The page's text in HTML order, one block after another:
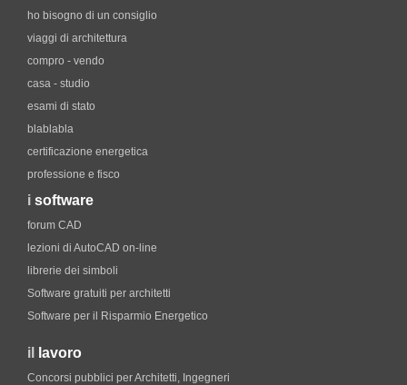
ho bisogno di un consiglio
viaggi di architettura
compro - vendo
casa - studio
esami di stato
blablabla
certificazione energetica
professione e fisco
i software
forum CAD
lezioni di AutoCAD on-line
librerie dei simboli
Software gratuiti per architetti
Software per il Risparmio Energetico
il lavoro
Concorsi pubblici per Architetti, Ingegneri